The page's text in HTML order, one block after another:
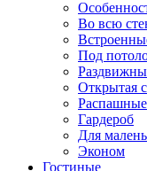
Во всю
Под
Открытая
Распашные
Гардероб
Для
Эконом
Гостиные